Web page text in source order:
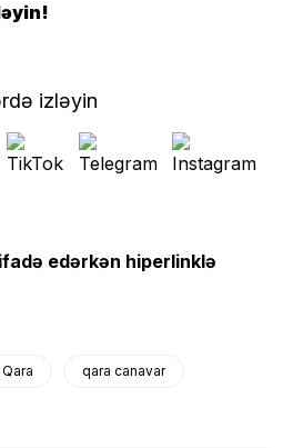
izləyin
edərkən hiperlinklə
Qara qara canavar